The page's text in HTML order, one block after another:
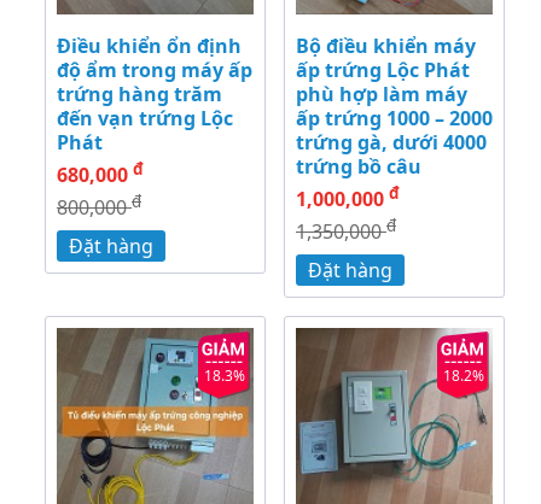
Điều khiển ổn định
độ ẩm trong máy ấp
trứng hàng trăm
đến vạn trứng Lộc
Phát
680,000 đ
800,000đ
Đặt hàng
Bộ điều khiển máy
ấp trứng Lộc Phát
phù hợp làm máy
ấp trứng 1000 – 2000
trứng gà, dưới 4000
trứng bồ câu
1,000,000 đ
1,350,000đ
Đặt hàng
18.3% 18.2%